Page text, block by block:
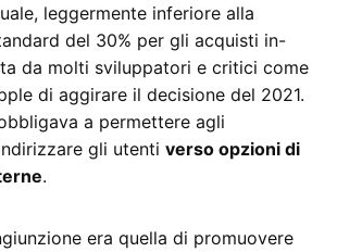
leggermente inferiore alla
del 30% per gli acquisti in-
da molti sviluppatori e critici come
di aggirare il decisione del 2021.
a permettere agli
gli utentiverso opzioni di
.
era quella di promuovere